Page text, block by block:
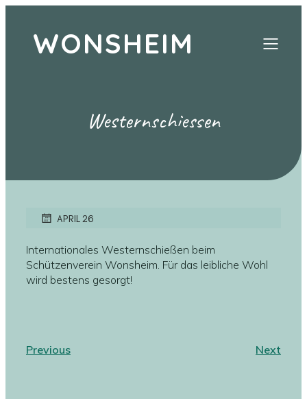
WONSHEIM
Westernschiessen
APRIL 26
Internationales Westernschießen beim
Schützenverein Wonsheim. Für das leibliche Wohl
wird bestens gesorgt!
Previous Next